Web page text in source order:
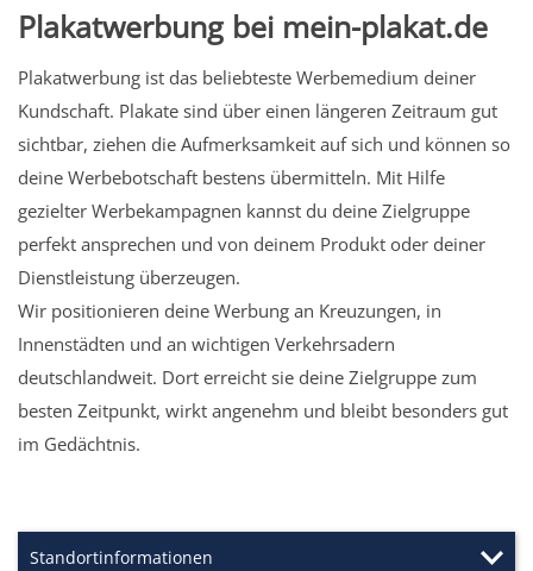
Plakatwerbung bei mein-plakat.de
Plakatwerbung ist das beliebteste Werbemedium deiner
Kundschaft. Plakate sind über einen längeren Zeitraum gut
sichtbar, ziehen die Aufmerksamkeit auf sich und können so
deine Werbebotschaft bestens übermitteln. Mit Hilfe
gezielter Werbekampagnen kannst du deine Zielgruppe
perfekt ansprechen und von deinem Produkt oder deiner
Dienstleistung überzeugen.
Wir positionieren deine Werbung an Kreuzungen, in
Innenstädten und an wichtigen Verkehrsadern
deutschlandweit. Dort erreicht sie deine Zielgruppe zum
besten Zeitpunkt, wirkt angenehm und bleibt besonders gut
im Gedächtnis.
Standortinformationen